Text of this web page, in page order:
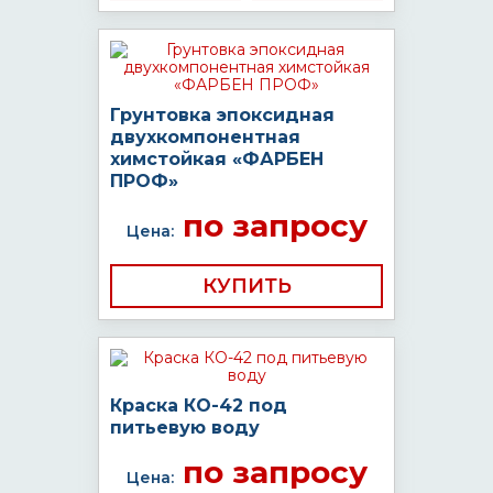
Грунтовка эпоксидная
двухкомпонентная
химстойкая «ФАРБЕН
ПРОФ»
Цена:по запросу
КУПИТЬ
Краска КО-42 под
питьевую воду
Цена:по запросу